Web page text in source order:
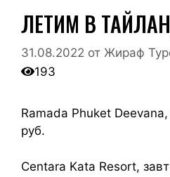
ЛЕТИМ В
31.08.2022 от Жираф
193
Ramada Phuket
руб.
Centara Kata Resort,